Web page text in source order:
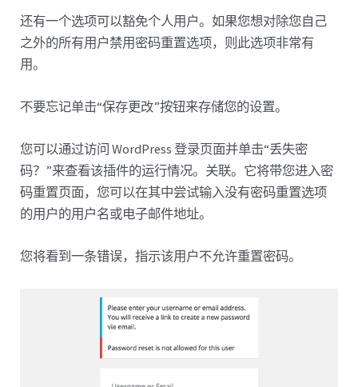
还有一个选项可以豁免个人用户。如果您想对除您自己
之外的所有用户禁用密码重置选项，则此选项非常有
用。
不要忘记单击“保存更改”按钮来存储您的设置。
您可以通过访问 WordPress 登录页面并单击“丢失密
码？”来查看该插件的运行情况。关联。它将带您进入密
码重置页面，您可以在其中尝试输入没有密码重置选项
的用户的用户名或电子邮件地址。
您将看到一条错误，指示该用户不允许重置密码。